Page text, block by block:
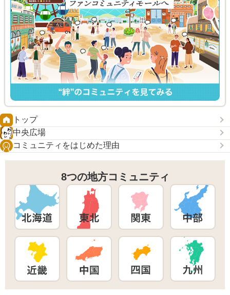
トップ
中央広場
コミュニティをはじめた理由
8つの地方コミュニティ